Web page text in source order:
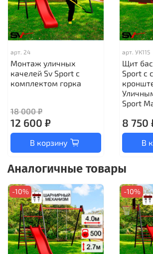
арт. 24
Монтаж уличных
качелей Sv Sport с
комплектом горка
18 000 ₽
12 600 ₽
В корзину
арт. УК115
Щит
Sport c
Sport
8 750
В
Аналогичные товары
-10% -10%